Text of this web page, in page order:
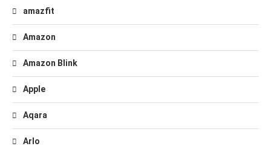
amazfit
Amazon
Amazon Blink
Apple
Aqara
Arlo